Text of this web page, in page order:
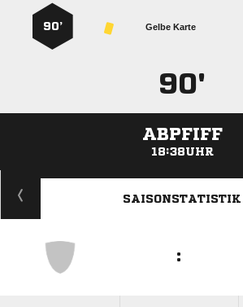
Gelbe Karte
90’
90'
ABPFIFF
18:38UHR
ANZEIGE
SAISONSTATISTIK
: